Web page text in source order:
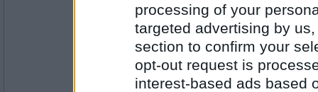
processing of your
targeted advertising by
section to confirm your
opt-out request is
interest-based ads based
Antal inlägg:
Kick 88- Ej medlem längre
Nyfångad torsk, tillagas i ugn, med